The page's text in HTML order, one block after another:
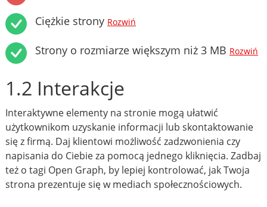
Ciężkie strony Rozwiń
Strony o rozmiarze większym niż 3 MB Rozwiń
1.2 Interakcje
Interaktywne elementy na stronie mogą ułatwić
użytkownikom uzyskanie informacji lub skontaktowanie
się z firmą. Daj klientowi możliwość zadzwonienia czy
napisania do Ciebie za pomocą jednego kliknięcia. Zadbaj
też o tagi Open Graph, by lepiej kontrolować, jak Twoja
strona prezentuje się w mediach społecznościowych.